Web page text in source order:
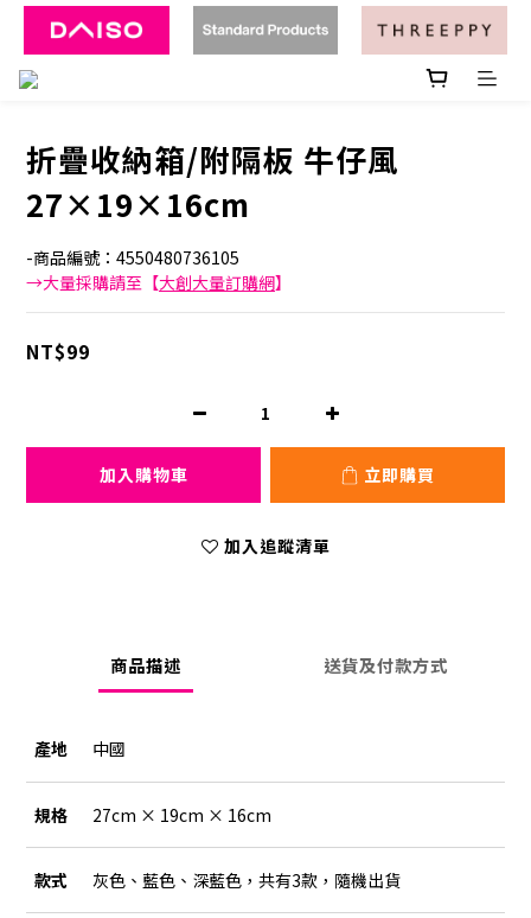
折疊收納箱/附隔板 牛仔風
27×19×16cm
-商品編號：4550480736105
→大量採購請至【大創大量訂購網】
NT$99
加入購物車 立即購買
加入追蹤清單
商品描述 送貨及付款方式
產地 中國
規格 27cm × 19cm × 16cm
款式 灰色、藍色、深藍色，共有3款，隨機出貨